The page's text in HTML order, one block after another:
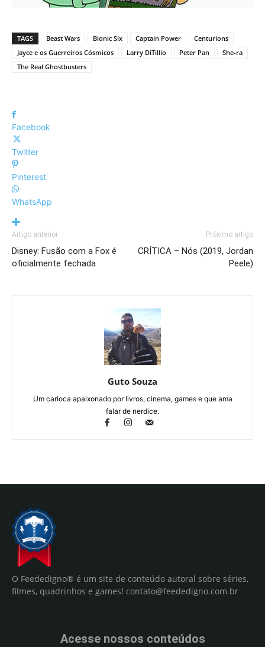
TAGS Beast Wars Bionic Six Captain Power
Centurions
Jayce e os Guerreiros Cósmicos
Larry DiTillio Peter Pan
She-ra
The Real Ghostbusters
Facebook
Twitter
Pinterest
WhatsApp
Artigo anterior
Disney: Fusão com a Fox é
oficialmente fechada
Próximo artigo
CRÍTICA – Nós (2019, Jordan
Peele)
Guto Souza
Um carioca apaixonado por livros, cinema, games e que ama
falar de nerdice.
O Feededigno® é um site de conteúdo autoral sobre séries,
filmes, quadrinhos e games! contato@feededigno.com.br
Acesse nossos conteúdos